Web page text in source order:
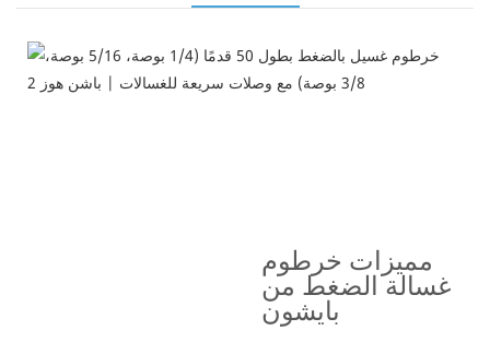
مميزات خرطوم
غسالة الضغط من
بايشون